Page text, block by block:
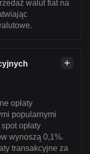
walut fiat na
opłaty
popularnymi
opłaty
wynoszą 0,1%.
transakcyjne za